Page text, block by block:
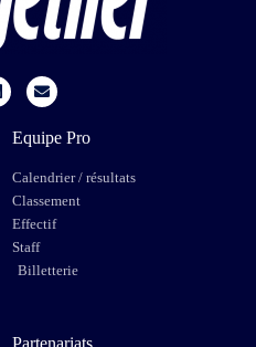
Equipe Pro
Calendrier / résultats
Classement
Effectif
Staff
Billetterie
Partenariats